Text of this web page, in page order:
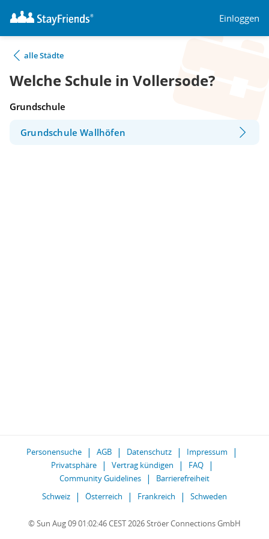
Einloggen
alle Städte
Welche Schule in Vollersode?
Grundschule
Grundschule Wallhöfen
Personensuche AGB Datenschutz
Impressum
Privatsphäre
Vertrag kündigen
FAQ
Community Guidelines
Barrierefreiheit
Schweiz
Österreich Frankreich Schweden
© Sun Aug 09 01:02:46 CEST 2026 Ströer Connections GmbH